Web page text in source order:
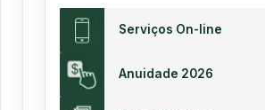
Serviços On-line
Anuidade 2026